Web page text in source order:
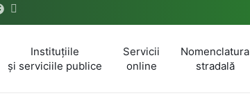
Instituțiile
și serviciile publice
Servicii
online
Nomenclatura
stradală